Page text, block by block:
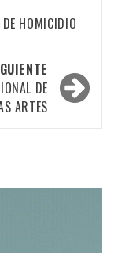
HOMICIDIO
DE
ARTES